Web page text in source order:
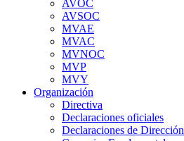
AVOC
AVSOC
MVAE
MVAC
MVNOC
MVP
MVY
Organización
Directiva
Declaraciones oficiales
Declaraciones de Dirección